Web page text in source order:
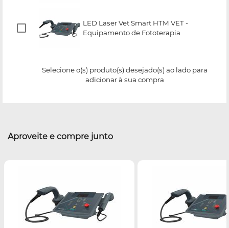
LED Laser Vet Smart HTM VET -
Equipamento de Fototerapia
Selecione o(s) produto(s) desejado(s) ao lado para
adicionar à sua compra
Aproveite e compre junto